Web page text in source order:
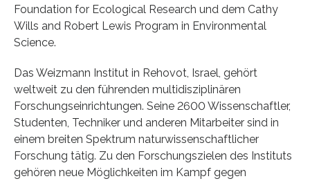
Foundation for Ecological Research und dem Cathy
Wills and Robert Lewis Program in Environmental
Science.
Das Weizmann Institut in Rehovot, Israel, gehört
weltweit zu den führenden multidisziplinären
Forschungseinrichtungen. Seine 2600 Wissenschaftler,
Studenten, Techniker und anderen Mitarbeiter sind in
einem breiten Spektrum naturwissenschaftlicher
Forschung tätig. Zu den Forschungszielen des Instituts
gehören neue Möglichkeiten im Kampf gegen